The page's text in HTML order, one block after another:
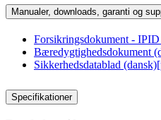
Manualer, downloads, garanti og
Forsikringsdokument -
Bæredygtighedsdokument
Sikkerhedsdatablad (dansk)[
Specifikationer